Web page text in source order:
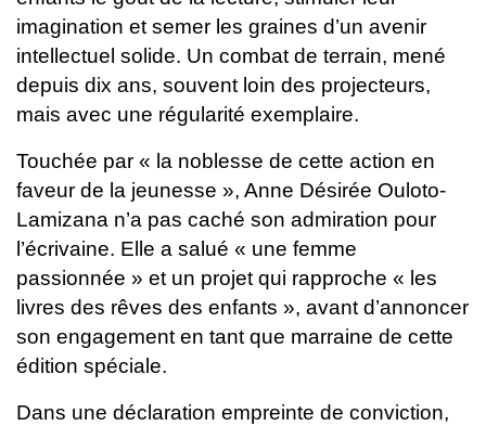
imagination et semer les graines d’un avenir
intellectuel solide. Un combat de terrain, mené
depuis dix ans, souvent loin des projecteurs,
mais avec une régularité exemplaire.
Touchée par « la noblesse de cette action en
faveur de la jeunesse », Anne Désirée Ouloto-
Lamizana n’a pas caché son admiration pour
l’écrivaine. Elle a salué « une femme
passionnée » et un projet qui rapproche « les
livres des rêves des enfants », avant d’annoncer
son engagement en tant que marraine de cette
édition spéciale.
Dans une déclaration empreinte de conviction,